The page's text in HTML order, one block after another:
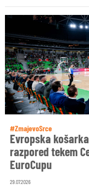
#ZmajevoSrce
Evropska
razpored tekem
EuroCupu
29.07.2026